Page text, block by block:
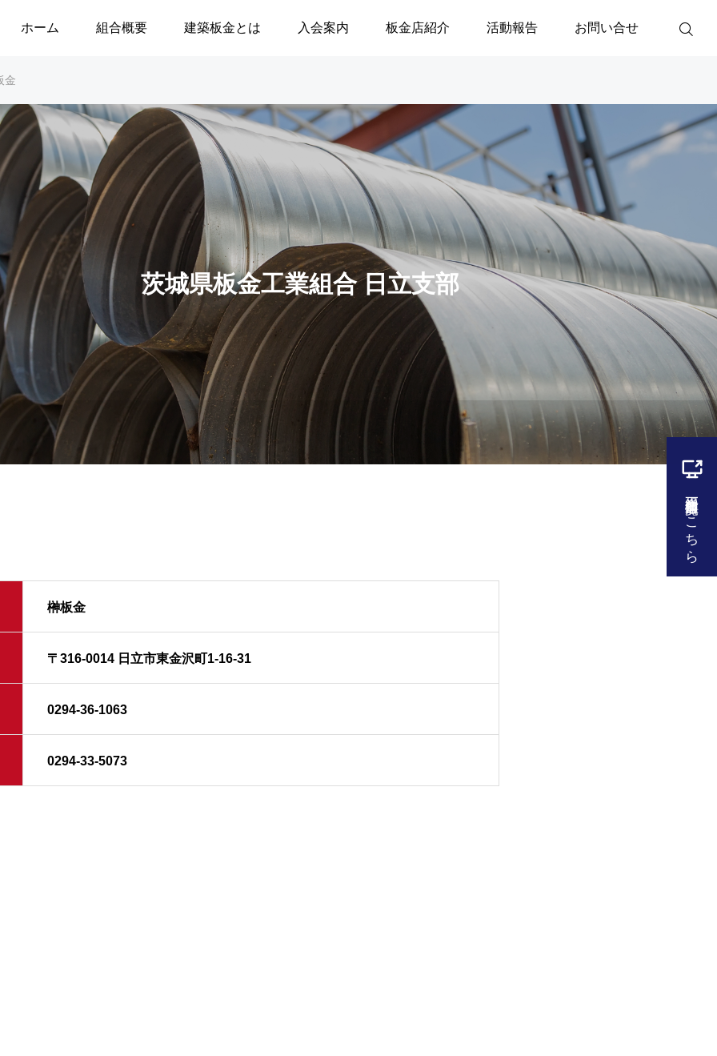
ホーム 組合概要 建築板金とは 入会案内 板金店紹介 活動報告 お問い合せ
金
茨城県板金工業組合 日立支部
榊板金
〒316-0014 日立市東金沢町1-16-31
0294-36-1063
0294-33-5073